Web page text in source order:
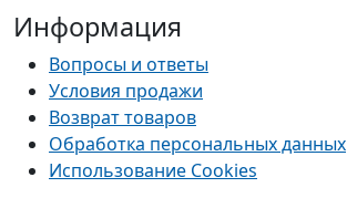
Информация
Вопросы и ответы
Условия продажи
Возврат товаров
Обработка персональных данных
Использование Cookies